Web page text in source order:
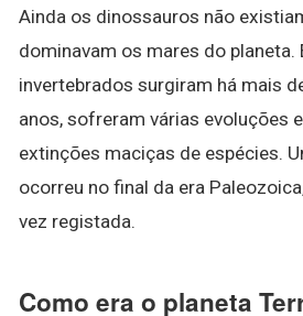
Ainda os dinossauros não
dominavam os mares do planeta.
invertebrados surgiram há mais
anos, sofreram várias evoluções
extinções maciças de espécies.
ocorreu no final da era
vez registada.
Como era o planeta